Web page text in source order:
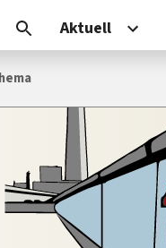
Aktuell